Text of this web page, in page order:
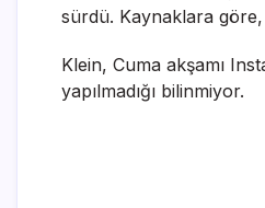
sürdü. Kaynaklara göre,
Klein, Cuma akşamı
yapılmadığı bilinmiyor.